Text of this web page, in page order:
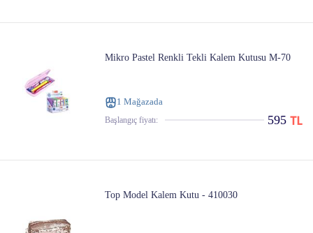
Mikro Pastel Renkli Tekli Kalem Kutusu M-70
1 Mağazada
Başlangıç ​​fiyatı: 595
Top Model Kalem Kutu - 410030